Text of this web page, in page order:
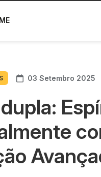
03 Setembro 2025